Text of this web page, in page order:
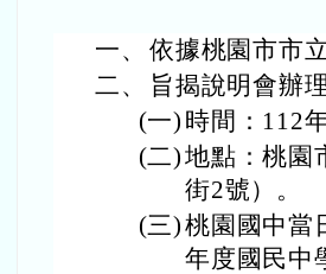
一、 依據桃園市市
二、
旨揭說明會辦
(一) 時間：112
(二)地點：桃園
街2號）。
(三)桃園國中當
年度國民中